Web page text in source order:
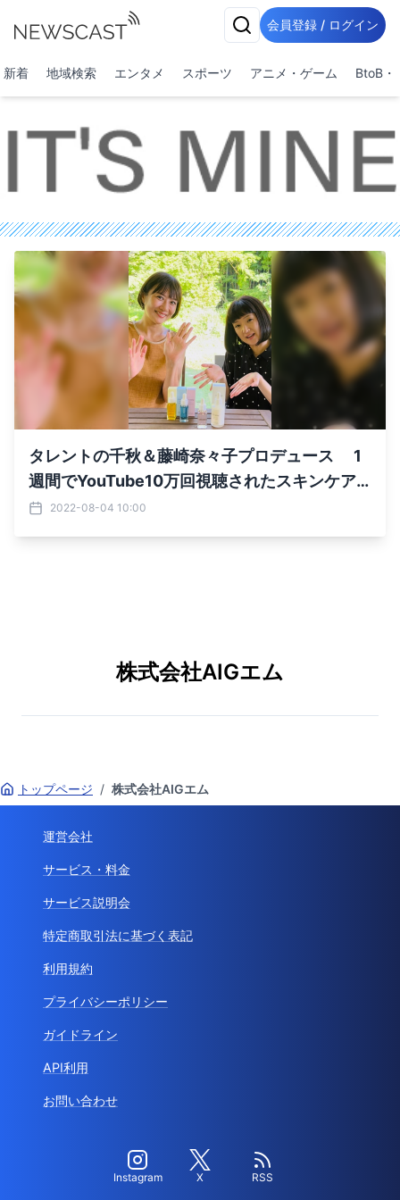
会員登録 / ログイン
新着 地域検索 エンタメ スポーツ アニメ・ゲーム BtoB・
タレントの千秋＆藤崎奈々子プロデュース 1
週間でYouTube10万回視聴されたスキンケア
ブランド 『IT'S MINE』が8月より本格的に販
2022-08-04 10:00
株式会社AIGエム
トップページ / 株式会社AIGエム
運営会社
サービス・料金
サービス説明会
特定商取引法に基づく表記
利用規約
プライバシーポリシー
ガイドライン
API利用
お問い合わせ
Instagram X RSS